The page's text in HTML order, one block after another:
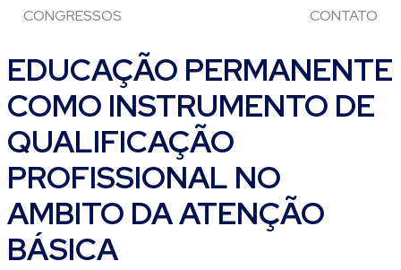
CONGRESSOS CONTATO
EDUCAÇÃO PERMANENTE
COMO INSTRUMENTO DE
QUALIFICAÇÃO
PROFISSIONAL NO
AMBITO DA ATENÇÃO
BÁSICA